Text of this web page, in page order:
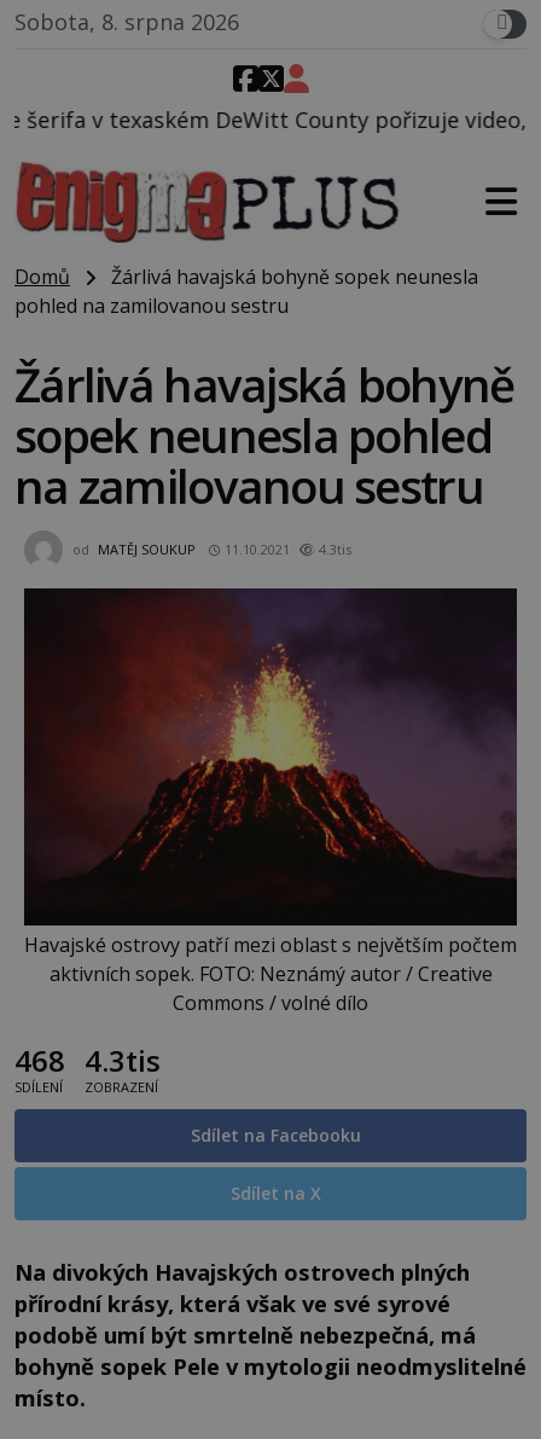
Sobota, 8. srpna 2026
County pořizuje video, na kterém před jeho
Domů
Žárlivá havajská bohyně sopek neunesla
pohled na zamilovanou sestru
Žárlivá havajská bohyně
sopek neunesla pohled
na zamilovanou sestru
od MATĚJ SOUKUP 11.10.2021 4.3tis
Havajské ostrovy patří mezi oblast s největším počtem
aktivních sopek. FOTO: Neznámý autor / Creative
Commons / volné dílo
468
SDÍLENÍ
4.3tis
ZOBRAZENÍ
Sdílet na Facebooku
Sdílet na X
Na divokých Havajských ostrovech plných
přírodní krásy, která však ve své syrové
podobě umí být smrtelně nebezpečná, má
bohyně sopek Pele v mytologii neodmyslitelné
místo.